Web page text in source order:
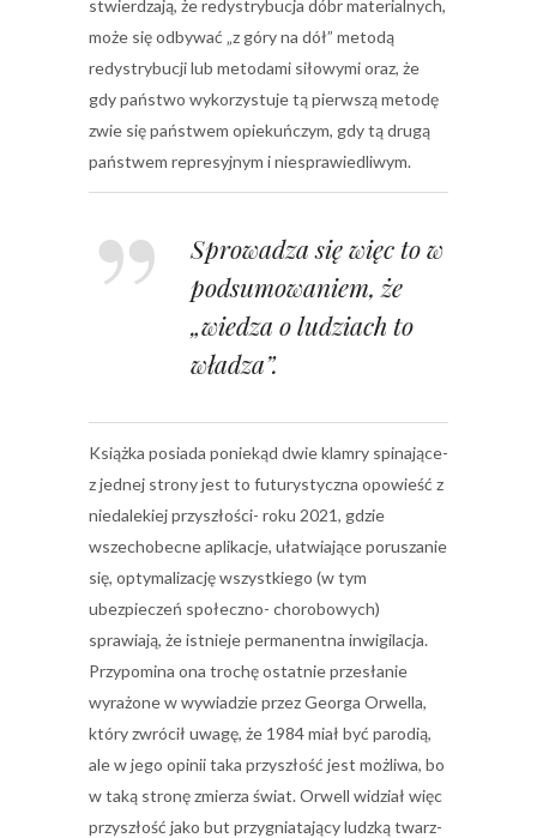
stwierdzają, że redystrybucja dóbr materialnych,
może się odbywać „z góry na dół” metodą
redystrybucji lub metodami siłowymi oraz, że
gdy państwo wykorzystuje tą pierwszą metodę
zwie się państwem opiekuńczym, gdy tą drugą
państwem represyjnym i niesprawiedliwym.
Sprowadza się więc to w
podsumowaniem, że
„wiedza o ludziach to
władza”.
Książka posiada poniekąd dwie klamry spinające-
z jednej strony jest to futurystyczna opowieść z
niedalekiej przyszłości- roku 2021, gdzie
wszechobecne aplikacje, ułatwiające poruszanie
się, optymalizację wszystkiego (w tym
ubezpieczeń społeczno- chorobowych)
sprawiają, że istnieje permanentna inwigilacja.
Przypomina ona trochę ostatnie przesłanie
wyrażone w wywiadzie przez Georga Orwella,
który zwrócił uwagę, że 1984 miał być parodią,
ale w jego opinii taka przyszłość jest możliwa, bo
w taką stronę zmierza świat. Orwell widział więc
przyszłość jako but przygniatający ludzką twarz-